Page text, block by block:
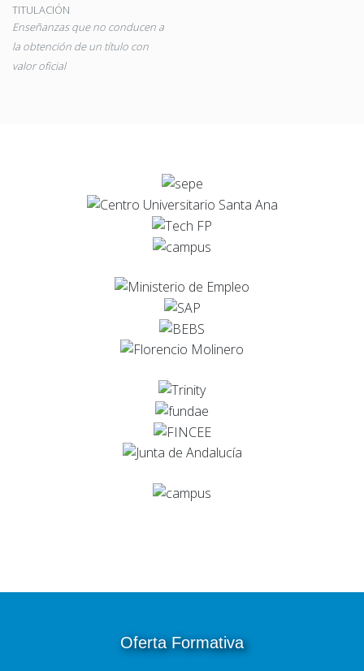
TITULACIÓN
Enseñanzas que no conducen a
la obtención de un título con
valor oficial
Oferta Formativa